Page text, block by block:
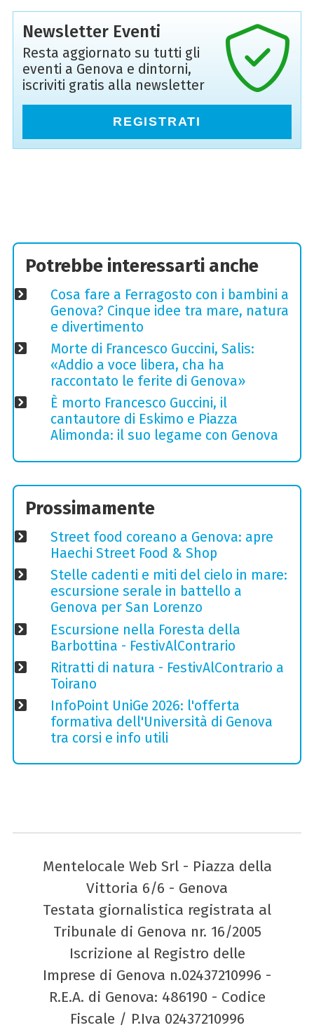
Newsletter Eventi
Resta aggiornato su tutti gli
eventi a Genova e dintorni,
iscriviti gratis alla newsletter
REGISTRATI
Potrebbe interessarti anche
Cosa fare a Ferragosto con i bambini a
Genova? Cinque idee tra mare, natura
e divertimento
Morte di Francesco Guccini, Salis:
«Addio a voce libera, cha ha
raccontato le ferite di Genova»
È morto Francesco Guccini, il
cantautore di Eskimo e Piazza
Alimonda: il suo legame con Genova
Prossimamente
Street food coreano a Genova: apre
Haechi Street Food & Shop
Stelle cadenti e miti del cielo in mare:
escursione serale in battello a
Genova per San Lorenzo
Escursione nella Foresta della
Barbottina - FestivAlContrario
Ritratti di natura - FestivAlContrario a
Toirano
InfoPoint UniGe 2026: l'offerta
formativa dell'Università di Genova
tra corsi e info utili
Mentelocale Web Srl - Piazza della
Vittoria 6/6 - Genova
Testata giornalistica registrata al
Tribunale di Genova nr. 16/2005
Iscrizione al Registro delle
Imprese di Genova n.02437210996 -
R.E.A. di Genova: 486190 - Codice
Fiscale / P.Iva 02437210996